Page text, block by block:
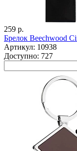
259 р.
Брелок Beechwood
Артикул: 10938
Доступно: 727